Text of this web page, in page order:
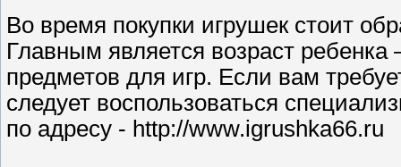
Во время покупки игрушек стоит
Главным является возраст
предметов для игр. Если вам
следует воспользоваться
по адресу - http://www.igrushka66.ru